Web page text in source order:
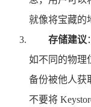
就像将宝藏的
存储建议
如不同的物理
备份被他人获
不要将